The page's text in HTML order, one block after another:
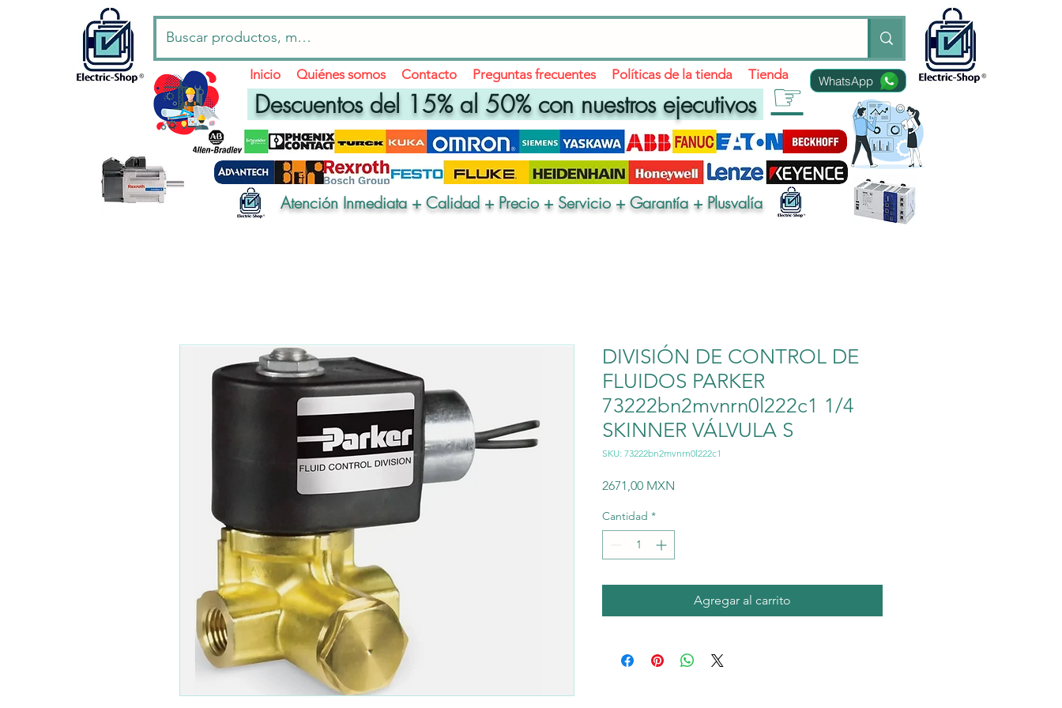
Inicio Quiénes somos Contacto Preguntas frecuentes Políticas de la tienda Tienda WhatsApp
Descuentos del 15% al 50% con nuestros ejecutivos ☞
Atención Inmediata + Calidad + Precio + Servicio + Garantía + Plusvalía
DIVISIÓN DE CONTROL DE
FLUIDOS PARKER
73222bn2mvnrn0l222c1 1/4
SKINNER VÁLVULA S
SKU: 73222bn2mvnrn0l222c1
2671,00 MXN
Cantidad *
Agregar al carrito